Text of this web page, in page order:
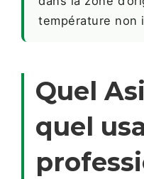
température non
Quel
quel